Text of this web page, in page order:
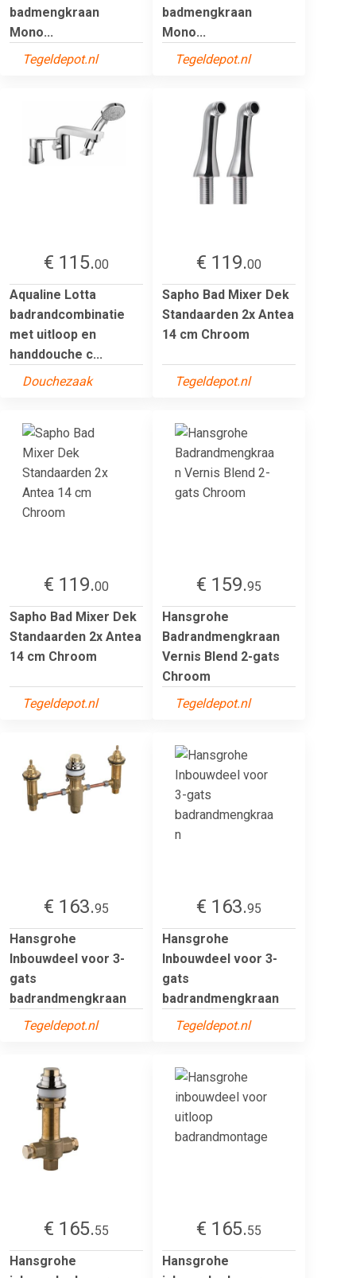
badmengkraan
Mono...
Tegeldepot.nl
badmengkraan
Mono...
Tegeldepot.nl
€ 115.00
Aqualine Lotta
badrandcombinatie
met uitloop en
handdouche c...
Douchezaak
€ 119.00
Sapho Bad Mixer Dek
Standaarden 2x Antea
14 cm Chroom
Tegeldepot.nl
€ 119.00
Sapho Bad Mixer Dek
Standaarden 2x Antea
14 cm Chroom
Tegeldepot.nl
€ 159.95
Hansgrohe
Badrandmengkraan
Vernis Blend 2-gats
Chroom
Tegeldepot.nl
€ 163.95
Hansgrohe
Inbouwdeel voor 3-
gats
badrandmengkraan
Tegeldepot.nl
€ 163.95
Hansgrohe
Inbouwdeel voor 3-
gats
badrandmengkraan
Tegeldepot.nl
€ 165.55
Hansgrohe
€ 165.55
Hansgrohe